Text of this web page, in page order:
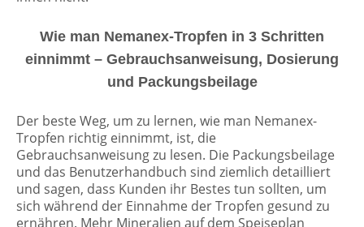
Wie man Nemanex-Tropfen in 3 Schritten
einnimmt – Gebrauchsanweisung, Dosierung
und Packungsbeilage
Der beste Weg, um zu lernen, wie man Nemanex-
Tropfen richtig einnimmt, ist, die
Gebrauchsanweisung zu lesen. Die Packungsbeilage
und das Benutzerhandbuch sind ziemlich detailliert
und sagen, dass Kunden ihr Bestes tun sollten, um
sich während der Einnahme der Tropfen gesund zu
ernähren. Mehr Mineralien auf dem Speiseplan